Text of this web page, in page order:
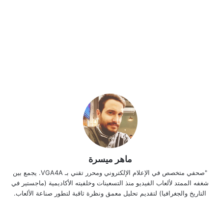
ماهر ميسرة
"صحفي متخصص في الإعلام الإلكتروني ومحرر تقني بـ VGA4A. يجمع بين
شغفه الممتد لألعاب الفيديو منذ التسعينات وخلفيته الأكاديمية (ماجستير في
التاريخ والجغرافيا) لتقديم تحليل معمق ونظرة ثاقبة لتطور صناعة الألعاب.